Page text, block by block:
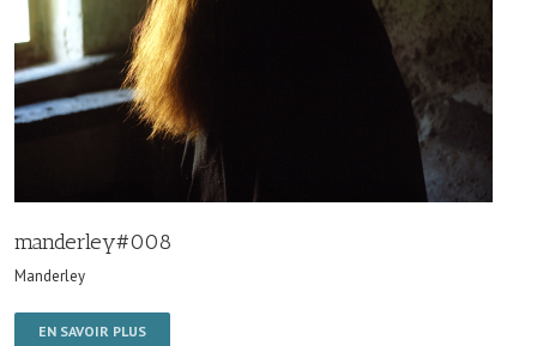
manderley#008
Manderley
EN SAVOIR PLUS